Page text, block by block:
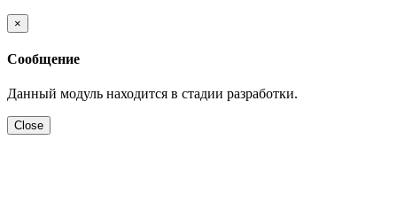
×
Сообщение
Данный модуль находится в стадии разработки.
Close